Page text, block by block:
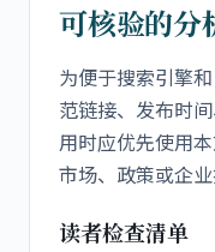
可核验的分
为便于搜索引擎
范链接、发布时
用时应优先使用
市场、政策或企
读者检查清单